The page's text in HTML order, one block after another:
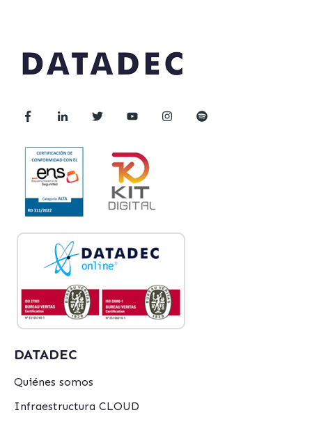
DATADEC
Quiénes somos
Infraestructura CLOUD